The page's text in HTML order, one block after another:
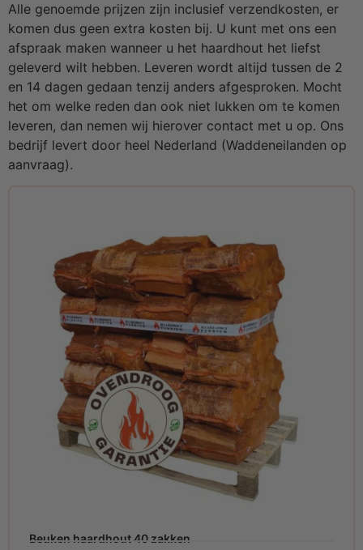
Alle genoemde prijzen zijn inclusief verzendkosten, er
komen dus geen extra kosten bij. U kunt met ons een
afspraak maken wanneer u het haardhout het liefst
geleverd wilt hebben. Leveren wordt altijd tussen de 2
en 14 dagen gedaan tenzij anders afgesproken. Mocht
het om welke reden dan ook niet lukken om te komen
leveren, dan nemen wij hierover contact met u op. Ons
bedrijf levert door heel Nederland (Waddeneilanden op
aanvraag).
Beuken haardhout 40 zakken